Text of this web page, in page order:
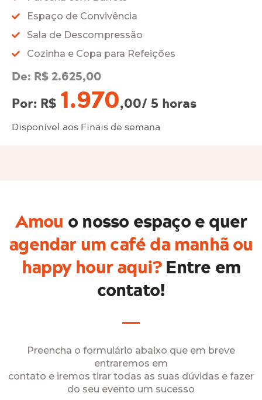
Espaço de Convivência
Sala de Descompressão
Cozinha e Copa para Refeições
De: R$ 2.625,00
Por: R$ 1.970,00/ 5 horas
Disponível aos Finais de semana
Amou o nosso espaço e quer
agendar um café da manhã ou
happy hour aqui?Entre em
contato!
Preencha o formulário abaixo que em breve
entraremos em
contato e iremos tirar todas as suas dúvidas e fazer
do seu evento um sucesso